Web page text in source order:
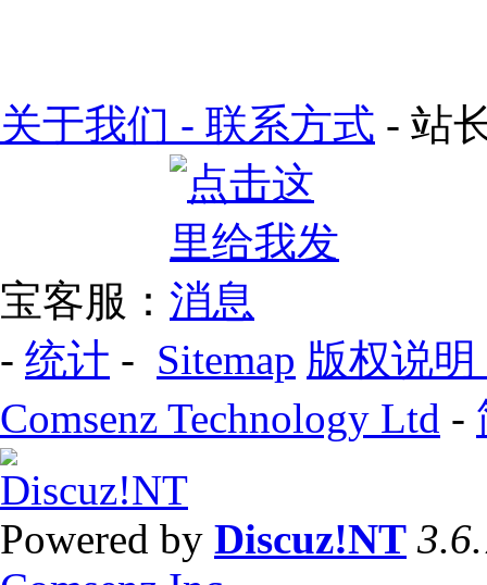
关于我们 - 联系方式 - 站
宝客服：
- 统计 - Sitemap 版权说明
Comsenz Technology Ltd -
Powered by Discuz!NT